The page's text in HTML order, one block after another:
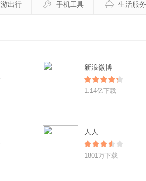
出行 手机工具 生活服务
新浪微博
1.14亿下载
人人
1801万下载